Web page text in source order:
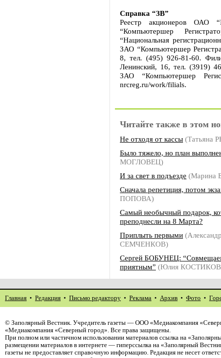
Справка “ЗВ”
Реестр акционеров ОАО
“Компьютершер
“Национальная
ЗАО “Компьютершер
8, тел. (495) 926-81-60.
Ленинский, 16, тел. (3919)
ЗАО “Компьютершер
nrcreg.ru/work/filials.
Читайте также в этом
Не отходя от кассы (Татьяна
Было тяжело, но план
МОГЛОВЕЦ)
И за свет в подъезде
Сначала репетиция, потом
ПОПОВА)
Самый необычный подарок,
преподнесли на 8 Марта?
Приплыть первыми
СЕМЧЕНКОВ)
Сергей БОБУНЕЦ:
приятным” (Юлия
Главная • Редакция • Письмо редактору • Реклама • Архив • Фото •
© Заполярный Вестник. Учредитель газеты — ООО «Медиакомпания
«Медиакомпания «Северный город». Все права защищены.
При полном или частичном использовании материалов ссылка на
размещении материалов в интернете — гиперссылка на «Заполярный
газеты не предоставляет справочную информацию. Редакция не несет